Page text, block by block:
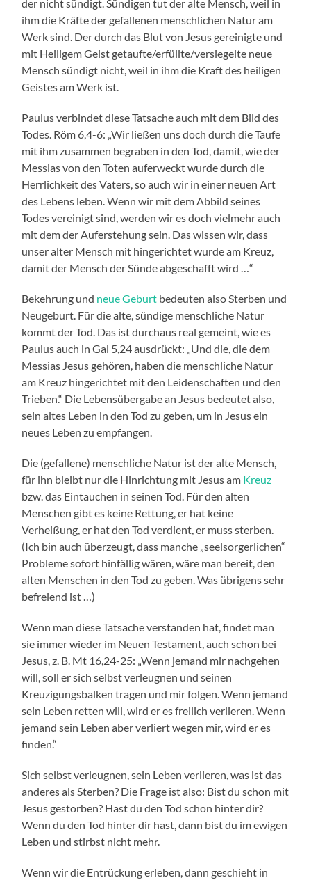
der nicht sündigt. Sündigen tut der alte Mensch, weil in
ihm die Kräfte der gefallenen menschlichen Natur am
Werk sind. Der durch das Blut von Jesus gereinigte und
mit Heiligem Geist getaufte/erfüllte/versiegelte neue
Mensch sündigt nicht, weil in ihm die Kraft des heiligen
Geistes am Werk ist.
Paulus verbindet diese Tatsache auch mit dem Bild des
Todes. Röm 6,4-6: „Wir ließen uns doch durch die Taufe
mit ihm zusammen begraben in den Tod, damit, wie der
Messias von den Toten auferweckt wurde durch die
Herrlichkeit des Vaters, so auch wir in einer neuen Art
des Lebens leben. Wenn wir mit dem Abbild seines
Todes vereinigt sind, werden wir es doch vielmehr auch
mit dem der Auferstehung sein. Das wissen wir, dass
unser alter Mensch mit hingerichtet wurde am Kreuz,
damit der Mensch der Sünde abgeschafft wird …“
Bekehrung und neue Geburt bedeuten also Sterben und
Neugeburt. Für die alte, sündige menschliche Natur
kommt der Tod. Das ist durchaus real gemeint, wie es
Paulus auch in Gal 5,24 ausdrückt: „Und die, die dem
Messias Jesus gehören, haben die menschliche Natur
am Kreuz hingerichtet mit den Leidenschaften und den
Trieben.“ Die Lebensübergabe an Jesus bedeutet also,
sein altes Leben in den Tod zu geben, um in Jesus ein
neues Leben zu empfangen.
Die (gefallene) menschliche Natur ist der alte Mensch,
für ihn bleibt nur die Hinrichtung mit Jesus am Kreuz
bzw. das Eintauchen in seinen Tod. Für den alten
Menschen gibt es keine Rettung, er hat keine
Verheißung, er hat den Tod verdient, er muss sterben.
(Ich bin auch überzeugt, dass manche „seelsorgerlichen“
Probleme sofort hinfällig wären, wäre man bereit, den
alten Menschen in den Tod zu geben. Was übrigens sehr
befreiend ist …)
Wenn man diese Tatsache verstanden hat, findet man
sie immer wieder im Neuen Testament, auch schon bei
Jesus, z. B. Mt 16,24-25: „Wenn jemand mir nachgehen
will, soll er sich selbst verleugnen und seinen
Kreuzigungsbalken tragen und mir folgen. Wenn jemand
sein Leben retten will, wird er es freilich verlieren. Wenn
jemand sein Leben aber verliert wegen mir, wird er es
finden.“
Sich selbst verleugnen, sein Leben verlieren, was ist das
anderes als Sterben? Die Frage ist also: Bist du schon mit
Jesus gestorben? Hast du den Tod schon hinter dir?
Wenn du den Tod hinter dir hast, dann bist du im ewigen
Leben und stirbst nicht mehr.
Wenn wir die Entrückung erleben, dann geschieht in